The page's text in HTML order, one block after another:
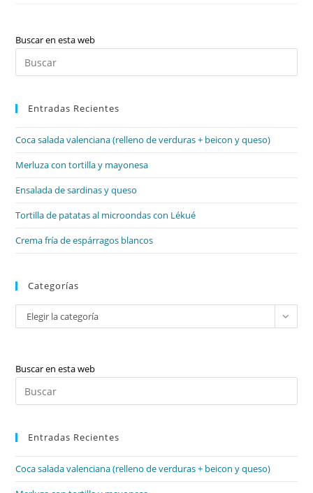
Buscar en esta web
Entradas Recientes
Coca salada valenciana (relleno de verduras + beicon y queso)
Merluza con tortilla y mayonesa
Ensalada de sardinas y queso
Tortilla de patatas al microondas con Lékué
Crema fría de espárragos blancos
Categorías
Categorías
Elegir la categoría
Buscar en esta web
Entradas Recientes
Coca salada valenciana (relleno de verduras + beicon y queso)